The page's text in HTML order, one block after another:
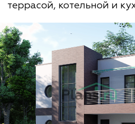
террасой, котельной и